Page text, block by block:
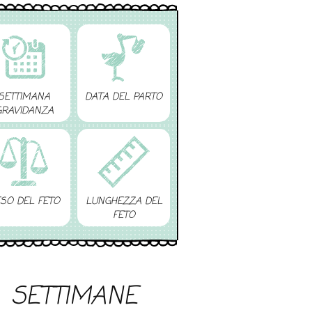
DATA DEL PARTO
DEL FETO
LUNGHEZZA DEL
FETO
SETTIMANE